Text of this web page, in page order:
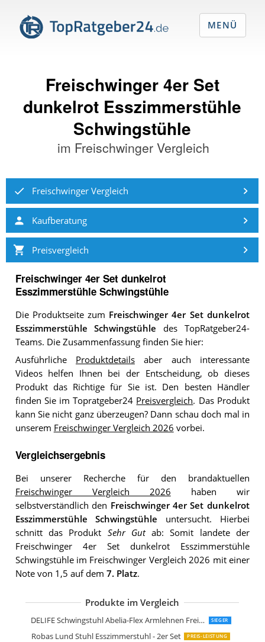
Freischwinger 4er Set
dunkelrot Esszimmerstühle
Schwingstühle
im Freischwinger Vergleich
Freischwinger Vergleich
Kaufberatung
Preisvergleich
Freischwinger 4er Set dunkelrot
Esszimmerstühle Schwingstühle
Die Produktseite zum Freischwinger 4er Set dunkelrot
Esszimmerstühle Schwingstühle des TopRatgeber24-
Teams. Die Zusammenfassung finden Sie hier:
Ausführliche Produktdetailsaber auch interessante
Videos helfen Ihnen bei der Entscheidung, ob dieses
Produkt das Richtige für Sie ist. Den besten Händler
finden Sie im Topratgeber24 Preisvergleich. Das Produkt
kann Sie nicht ganz überzeugen? Dann schau doch mal in
unserem Freischwinger Vergleich 2026 vorbei.
Vergleichsergebnis
Bei unserer Recherche für den brandaktuellen
Freischwinger Vergleich 2026 haben wir
selbstverständlich den Freischwinger 4er Set dunkelrot
Esszimmerstühle Schwingstühle untersucht. Hierbei
schnitt das Produkt Sehr Gutab: Somit landete der
Freischwinger 4er Set dunkelrot Esszimmerstühle
Schwingstühle im Freischwinger Vergleich 2026 mit einer
Note von 1,5 auf dem 7. Platz.
Produkte im Vergleich
DELIFE Schwingstuhl Abelia-Flex Armlehnen Freischwinger flach SIEGER
Robas Lund Stuhl Esszimmerstuhl - 2er Set PREIS-LEISTUNG
chairus Freischwinger Stühle 2er Set
COSTWAY Freischwinger Stühle 4er
Robas Lund Stuhl Esszimmerstuhl -
Hela Tische 2er Set Schwingstuhl
Invicta Interior Freischwinger Samson
Robas Lund Stuhl Schwinger
Albatros Freischwinger Murano 2-er
VERSEE Design Besucherstuhl
MENÜ